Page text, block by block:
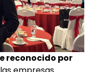
reconocido por